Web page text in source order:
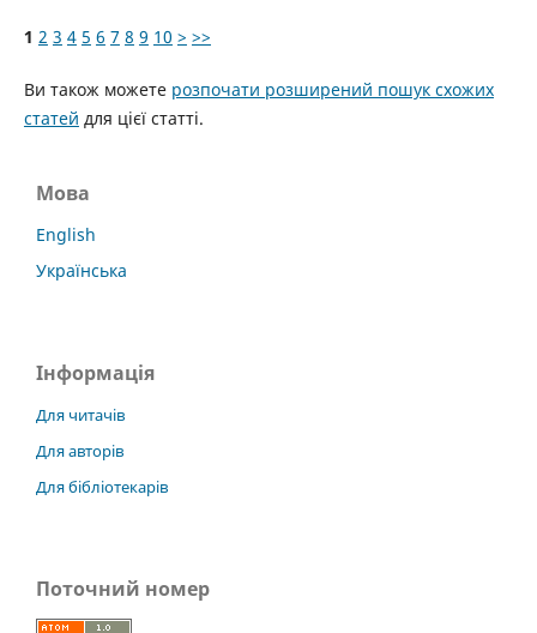
1 2 3 4 5 6 7 8 9 10 > >>
Ви також можете розпочати розширений пошук схожих
статей для цієї статті.
Мова
English
Українська
Інформація
Для читачів
Для авторів
Для бібліотекарів
Поточний номер